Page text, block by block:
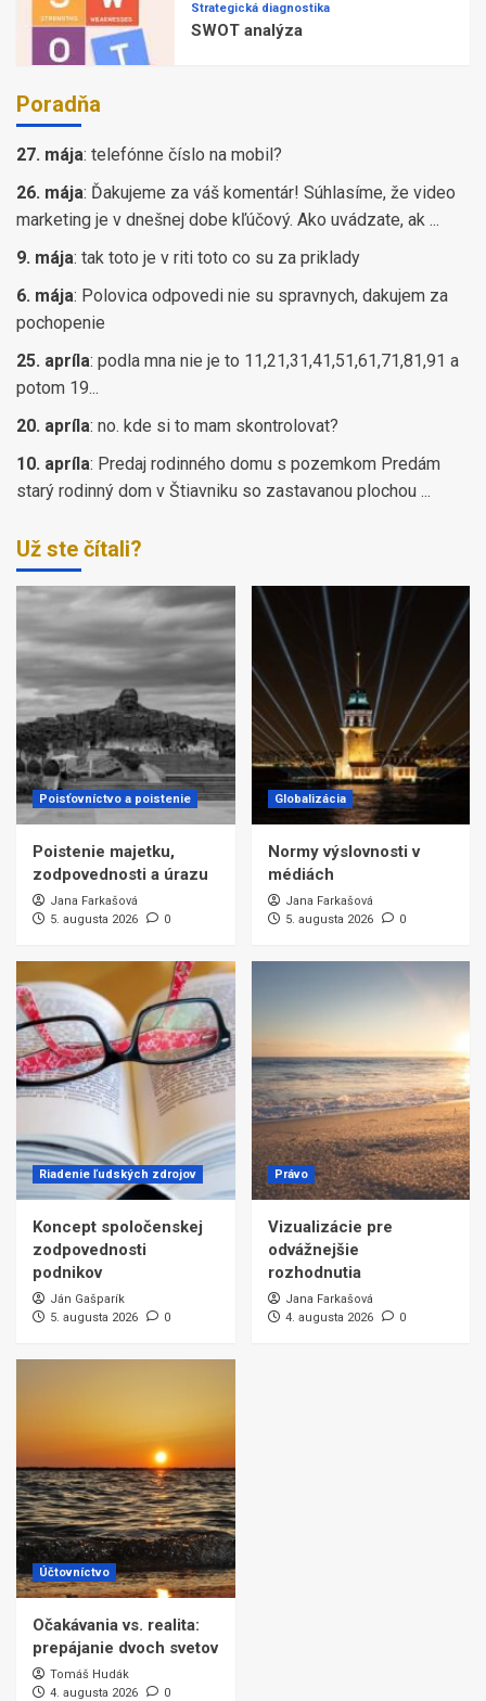
Strategická diagnostika
SWOT analýza
Poradňa
27. mája: telefónne číslo na mobil?
26. mája: Ďakujeme za váš komentár! Súhlasíme, že video
marketing je v dnešnej dobe kľúčový. Ako uvádzate, ak ...
9. mája: tak toto je v riti toto co su za priklady
6. mája: Polovica odpovedi nie su spravnych, dakujem za
pochopenie
25. apríla: podla mna nie je to 11,21,31,41,51,61,71,81,91 a
potom 19...
20. apríla: no. kde si to mam skontrolovat?
10. apríla: Predaj rodinného domu s pozemkom Predám
starý rodinný dom v Štiavniku so zastavanou plochou ...
Už ste čítali?
Poisťovníctvo a poistenie
Poistenie majetku,
zodpovednosti a úrazu
Jana Farkašová
5. augusta 2026
0
Globalizácia
Normy výslovnosti v
médiách
Jana Farkašová
5. augusta 2026
0
Riadenie ľudských zdrojov
Koncept spoločenskej
zodpovednosti
podnikov
Ján Gašparík
5. augusta 2026
0
Právo
Vizualizácie pre
odvážnejšie
rozhodnutia
Jana Farkašová
4. augusta 2026
0
Účtovníctvo
Očakávania vs. realita:
prepájanie dvoch svetov
Tomáš Hudák
4. augusta 2026
0